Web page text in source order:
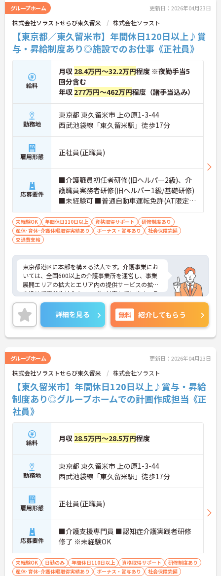
さい！
グループホーム 更新日：2026年04月23日
株式会社ソラストせらび東久留米 株式会社ソラスト
【東京都／東久留米市】年間休日120日以上♪賞
与・昇給制度あり◎施設でのお仕事《正社員》
給料
月収 28.4万円～32.2万円程度 ※夜勤手当5
回分含む
年収 277万円～462万円程度（諸手当込み）
勤務地
東京都 東久留米市 上の原1-3-44
西武池袋線「東久留米駅」徒歩17分
雇用形態 正社員(正職員)
応募要件
■介護職員初任者研修(旧ヘルパー2級)、介
護職員実務者研修(旧ヘルパー1級/基礎研修)
■未経験可 ■普通自動車運転免許(AT限定
可)あれば尚可
未経験OK 年間休日110日以上 資格取得サポート
研修制度あり
産休･育休･介護休暇取得実績あり
ボーナス・賞与あり
社会保険完備
交通費支給
東京都港区に本部を構える法人です。介護事業にお
いては、全国600以上の介護事業所を運営し、事業
展開エリアの拡大とエリア内の提供サービスの拡充
を進めて高齢化社会のニーズに対応しています。多
職種との密な連携による「チームケア」で利用者の
暮らしをサポートしています。母体の安定より充実
した福利厚生等の待遇面も魅力です。また、年間休
日は120日以上あり、ワークライフバランスを重視
する方にもおすすめです。ご興味のある方には、面
すのでお気軽にご相談ください！
詳細を見る 無料 紹介してもらう
グループホーム 更新日：2026年04月23日
株式会社ソラストせらび東久留米 株式会社ソラスト
【東久留米市】年間休日120日以上♪賞与・昇給
制度あり◎グループホームでの計画作成担当《正
社員》
給料 月収 28.5万円～28.5万円程度
勤務地
東京都 東久留米市 上の原1-3-44
西武池袋線「東久留米駅」徒歩17分
雇用形態 正社員(正職員)
応募要件
■介護支援専門員 ■認知症介護実践者研修
修了 ※未経験OK
未経験OK 日勤のみ 年間休日110日以上 資格取得サポート
研修制度あり
産休･育休･介護休暇取得実績あり
ボーナス・賞与あり 社会保険完備